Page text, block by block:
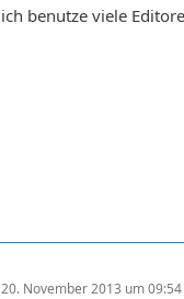
ich benutze viele
20. November 2013 um 09:54